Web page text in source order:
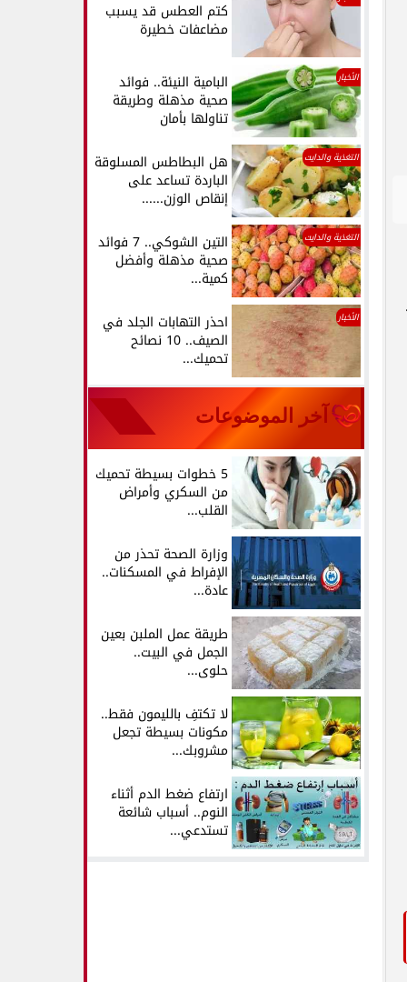
كتم العطس قد يسبب
مضاعفات خطيرة
الأخبار البامية النيئة.. فوائد
صحية مذهلة وطريقة
تناولها بأمان
التغذية والدايت هل البطاطس المسلوقة
الباردة تساعد على
إنقاص الوزن......
التغذية والدايت التين الشوكي.. 7 فوائد
صحية مذهلة وأفضل
كمية...
الأخبار احذر التهابات الجلد في
الصيف.. 10 نصائح
تحميك...
آخر الموضوعات
5 خطوات بسيطة تحميك
من السكري وأمراض
القلب...
وزارة الصحة تحذر من
الإفراط في المسكنات..
عادة...
طريقة عمل الملبن بعين
الجمل في البيت..
حلوى...
لا تكتفِ بالليمون فقط..
مكونات بسيطة تجعل
مشروبك...
ارتفاع ضغط الدم أثناء
النوم.. أسباب شائعة
تستدعي...